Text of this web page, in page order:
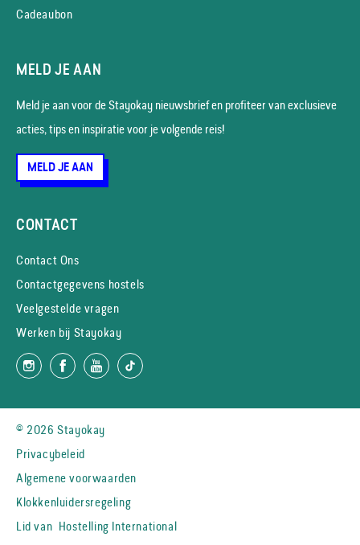
Cadeaubon
MELD JE AAN
Meld je aan voor de Stayokay nieuws­brief en profiteer van exclusieve
acties, tips en inspiratie voor je volgende reis!
MELD JE AAN
CONTACT
Contact Ons
Contactgegevens hostels
Veelgestelde vragen
Werken bij Stayokay
© 2026 Stayokay
Privacybeleid
Algemene voorwaarden
Klokkenluidersregeling
Lid van Hostelling International